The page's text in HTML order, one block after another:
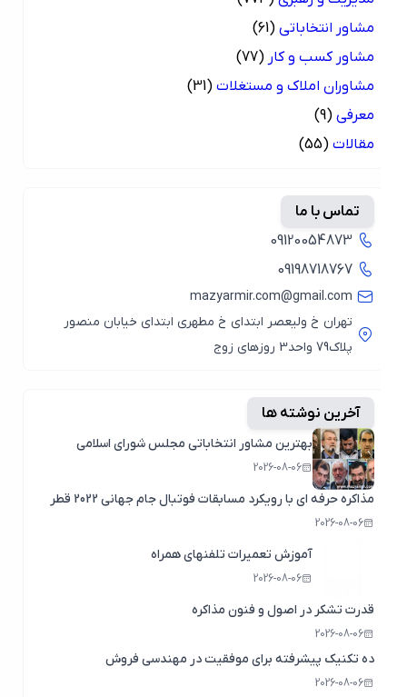
مشاور انتخاباتی (61)
مشاور کسب و کار (77)
مشاوران املاک و مستغلات (31)
معرفی (9)
مقالات (55)
تماس با ما
09120054873
09198718767
mazyarmir.com@gmail.com
تهران خ ولیعصر ابتدای خ مطهری ابتدای خیابان منصور
آخرین نوشته ها
بهترین مشاور انتخاباتی مجلس شورای اسلامی
2026-08-06
مذاکره حرفه ای با رویکرد مسابقات فوتبال جام جهانی 2022 قطر
2026-08-06
آموزش تعمیرات تلفنهای همراه
2026-08-06
قدرت تشکر در اصول و فنون مذاکره
2026-08-06
ده تکنیک پیشرفته برای موفقیت در مهندسی فروش
2026-08-06